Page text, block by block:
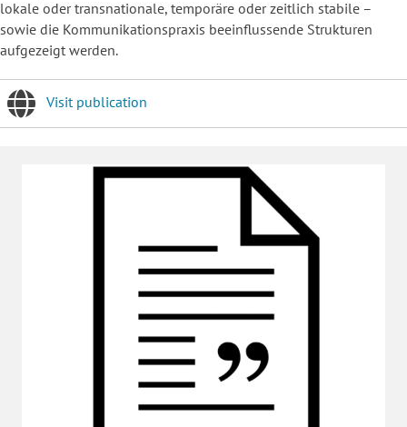
lokale oder transnationale, temporäre oder zeitlich stabile –
sowie die Kommunikationspraxis beeinflussende Strukturen
aufgezeigt werden.
Visit publication